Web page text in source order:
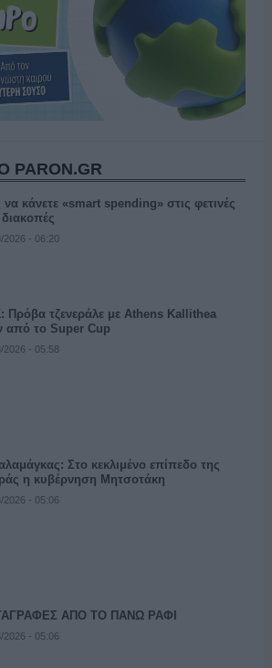
PARON.GR
κάνετε «smart spending» στις φετινές
2026 - 06:20
Πρόβα τζενεράλε με Athens Kallithea
από το Super Cup
2026 - 05:58
Στο κεκλιμένο επίπεδο της
η κυβέρνηση Μητσοτάκη
2026 - 05:06
ΑΠΟ ΤΟ ΠΑΝΩ ΡΑΦΙ
2026 - 05:06